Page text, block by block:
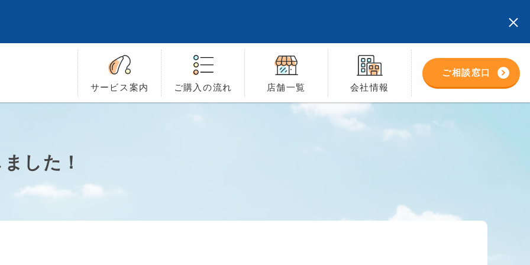
サービス 案内 ご購入の流れ 店舗一覧 会社情報
ご相談窓口
した！